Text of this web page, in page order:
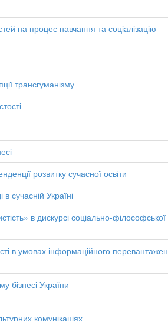
на процес навчання та соціалізацію
трансгуманізму
розвитку сучасної освіти
сучасній Україні
в дискурсі соціально-
в умовах інформаційного
бізнесі України
комунікаціях